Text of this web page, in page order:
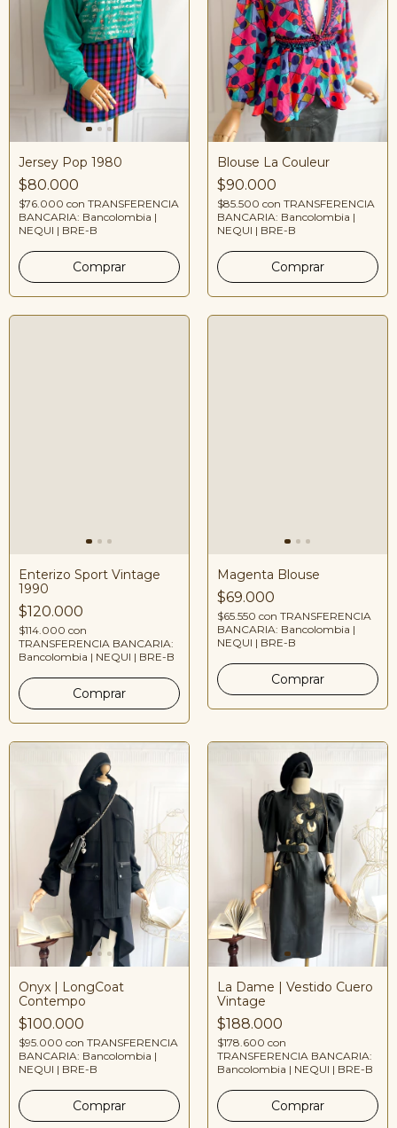
Jersey Pop 1980
$80.000
$76.000 con TRANSFERENCIA
BANCARIA: Bancolombia |
NEQUI | BRE-B
Blouse La Couleur
$90.000
$85.500 con TRANSFERENCIA
BANCARIA: Bancolombia |
NEQUI | BRE-B
Enterizo Sport Vintage
1990
$120.000
$114.000 con
TRANSFERENCIA BANCARIA:
Bancolombia | NEQUI | BRE-B
Magenta Blouse
$69.000
$65.550 con TRANSFERENCIA
BANCARIA: Bancolombia |
NEQUI | BRE-B
Onyx | LongCoat
Contempo
$100.000
$95.000 con TRANSFERENCIA
BANCARIA: Bancolombia |
NEQUI | BRE-B
La Dame | Vestido Cuero
Vintage
$188.000
$178.600 con
TRANSFERENCIA BANCARIA:
Bancolombia | NEQUI | BRE-B